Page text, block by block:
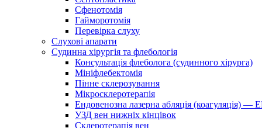
Сфенотомія
Гайморотомія
Перевірка слуху
Слухові апарати
Судинна хірургія та флебологія
Консультація флеболога (судинного хірурга)
Мініфлебектомія
Пінне склерозування
Мікросклеротерапія
Ендовенозна лазерна абляція (коагуляція) —
УЗД вен нижніх кінцівок
Склеротерапія вен